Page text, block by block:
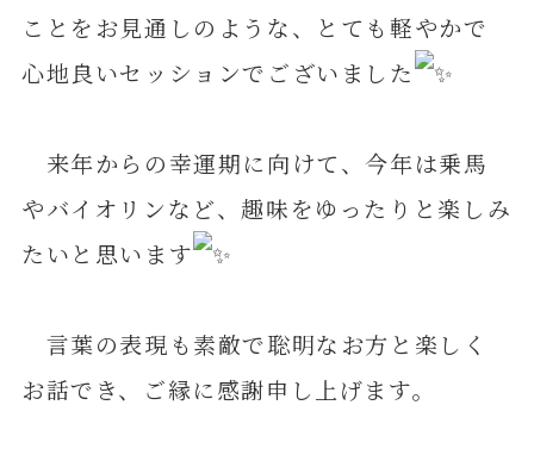
ことをお見通しのような、とても軽やかで
心地良いセッションでございました
来年からの幸運期に向けて、今年は乗馬
やバイオリンなど、趣味をゆったりと楽しみ
たいと思います
言葉の表現も素敵で聡明なお方と楽しく
お話でき、ご縁に感謝申し上げます。